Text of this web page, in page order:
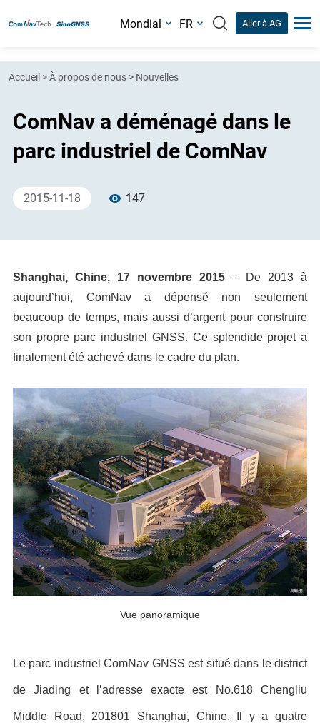
Mondial FR Aller à AG
Accueil >À propos de nous > Nouvelles
ComNav a déménagé dans le
parc industriel de ComNav
2015-11-18 147
Shanghai, Chine, 17 novembre 2015 – De 2013 à
aujourd’hui, ComNav a dépensé non seulement
beaucoup de temps, mais aussi d’argent pour construire
son propre parc industriel GNSS. Ce splendide projet a
finalement été achevé dans le cadre du plan.
Vue panoramique
Le parc industriel ComNav GNSS est situé dans le district
de Jiading et l’adresse exacte est No.618 Chengliu
Middle Road, 201801 Shanghai, Chine. Il y a quatre